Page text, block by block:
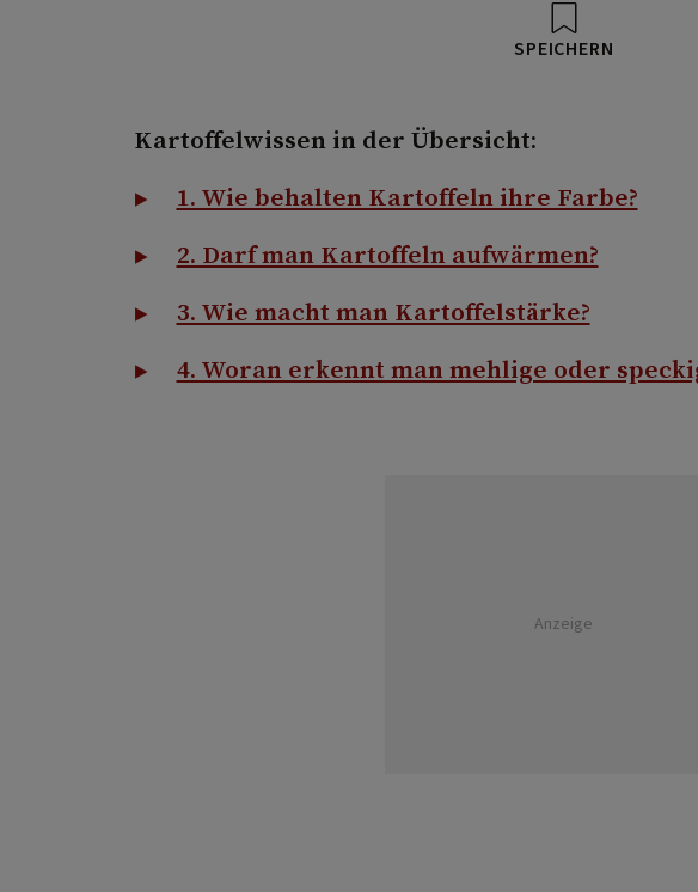
SPEICHERN
Kartoffelwissen in der Übersicht:
1. Wie behalten Kartoffeln ihre Farbe?
2. Darf man Kartoffeln aufwärmen?
3. Wie macht man Kartoffelstärke?
4. Woran erkennt man mehlige oder
Anzeige